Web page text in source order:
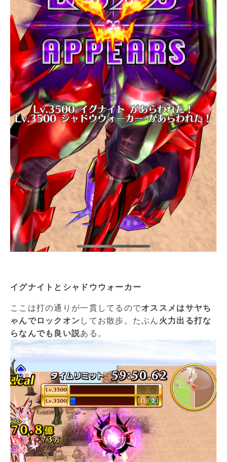
イグナイトとシャドウウォーカー
ここは打の通りが一貫してるのでオススメはサヤち
ゃんでロックオンしてお散歩。たぶん火力出る打な
らなんでも良い説ある。